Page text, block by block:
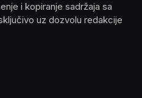
i kopiranje sadržaja sa
uz dozvolu redakcije